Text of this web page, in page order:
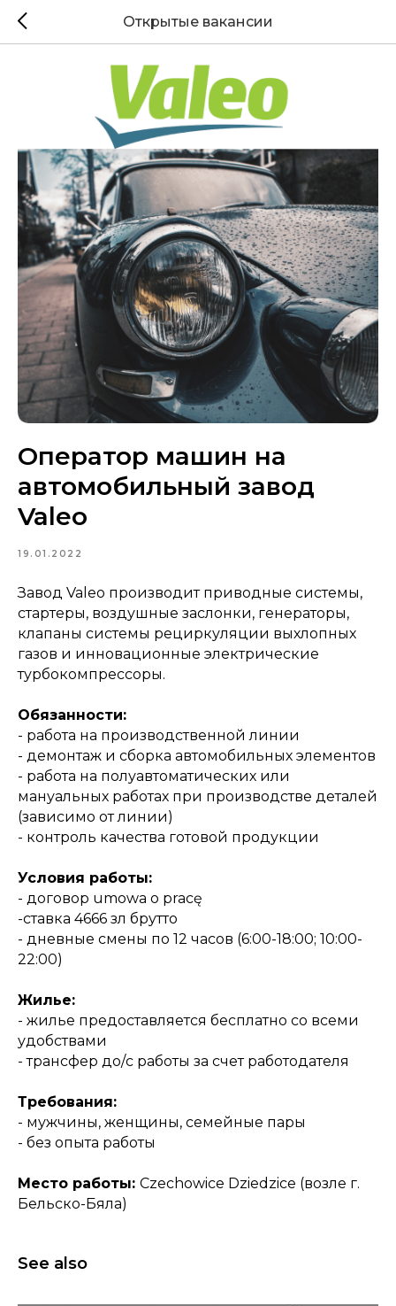
Открытые вакансии
Оператор машин на
автомобильный завод
Valeo
19.01.2022
Завод Valeo производит приводные системы,
стартеры, воздушные заслонки, генераторы,
клапаны системы рециркуляции выхлопных
газов и инновационные электрические
турбокомпрессоры.
Обязанности:
- работа на производственной линии
- демонтаж и сборка автомобильных элементов
- работа на полуавтоматических или
мануальных работах при производстве деталей
(зависимо от линии)
- контроль качества готовой продукции
Условия работы:
- договор umowa o pracę
-ставка 4666 зл брутто
- дневные смены по 12 часов (6:00-18:00; 10:00-
22:00)
Жилье:
- жилье предоставляется бесплатно со всеми
удобствами
- трансфер до/с работы за счет работодателя
Требования:
- мужчины, женщины, семейные пары
- без опыта работы
Место работы: Czechowice Dziedzice (возле г.
Бельско-Бяла)
See also